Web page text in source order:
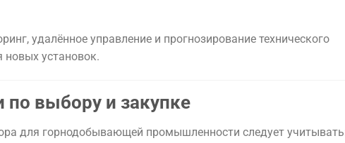
удалённое управление и прогнозирование технического
новых установок.
выбору и закупке
для горнодобывающей промышленности следует